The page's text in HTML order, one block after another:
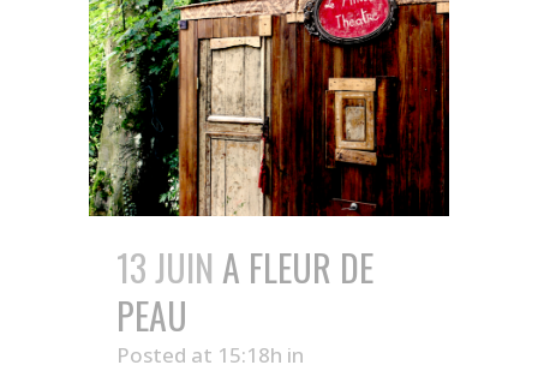
13 JUIN A FLEUR DE
PEAU
Posted at 15:18h in